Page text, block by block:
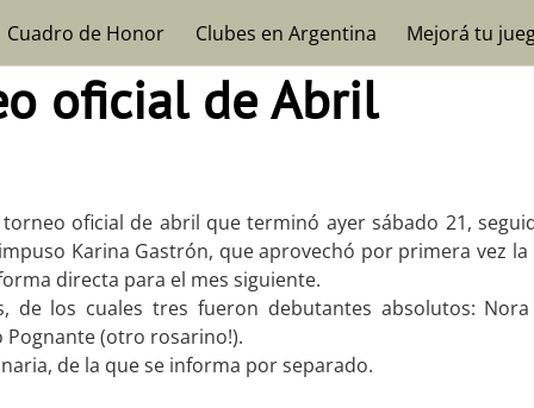
Cuadro de Honor Clubes en Argentina Mejorá tu
oficial de Abril
oficial de abril que terminó ayer sábado 21,
Karina Gastrón, que aprovechó por primera vez la
directa para el mes siguiente.
los cuales tres fueron debutantes absolutos: Nora
Pognante (otro rosarino!).
de la que se informa por separado.